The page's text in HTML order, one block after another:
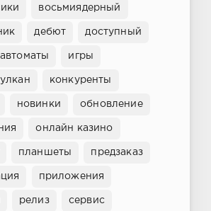
восьмиядерный
дебют доступный
игры
конкуренты
новинки обновление
онлайн казино
планшеты предзаказ
приложения
релиз сервис